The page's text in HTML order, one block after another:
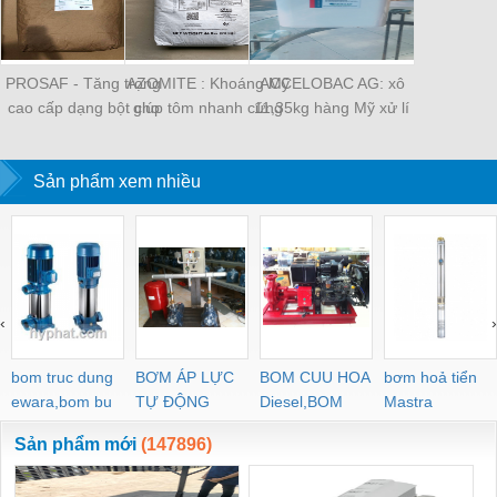
PROSAF - Tăng trọng
cao cấp dạng bột cho
AZOMITE : Khoáng Mỹ
giúp tôm nhanh cứng
ACCELOBAC AG: xô
11,35kg hàng Mỹ xử lí
sản
Sản phẩm xem nhiều
bom truc dung
ewara,bom bu
ewara
BƠM ÁP LỰC
TỰ ĐỘNG
BOM CUU HOA
Diesel,BOM
CHUA CHAY
bơm hoả tiển
Mastra
‹ ›
Sản phẩm mới (147896)